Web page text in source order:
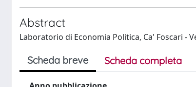
Abstract
Laboratorio di Economia Politica, Ca' Foscari -
Scheda breve Scheda completa